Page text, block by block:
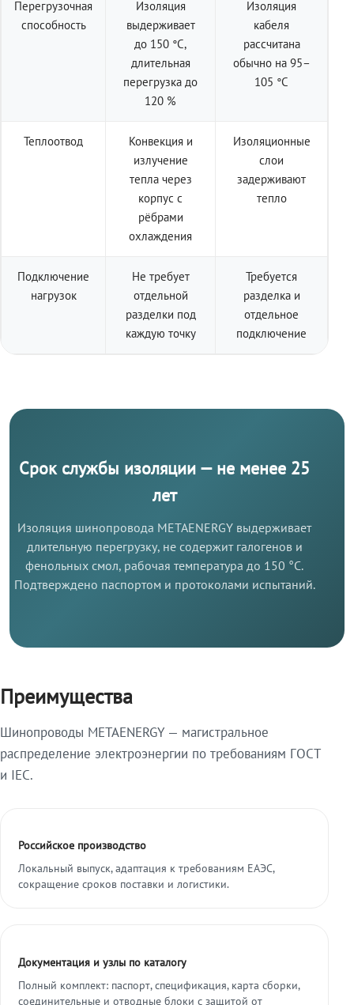
Перегрузочная
способность
Изоляция
выдерживает
до 150 °C,
длительная
перегрузка до
120 %
Изоляция
кабеля
рассчитана
обычно на 95–
105 °C
Теплоотвод
Конвекция и
излучение
тепла через
корпус с
рёбрами
охлаждения
Изоляционные
слои
задерживают
тепло
Подключение
нагрузок
Не требует
отдельной
разделки под
каждую точку
Требуется
разделка и
отдельное
подключение
Срок службы изоляции — не менее 25
лет
Изоляция шинопровода METAENERGY выдерживает
длительную перегрузку, не содержит галогенов и
фенольных смол, рабочая температура до 150 °C.
Подтверждено паспортом и протоколами испытаний.
Преимущества
Шинопроводы METAENERGY — магистральное
распределение электроэнергии по требованиям ГОСТ
и IEC.
Российское производство
Локальный выпуск, адаптация к требованиям ЕАЭС,
сокращение сроков поставки и логистики.
Документация и узлы по каталогу
Полный комплект: паспорт, спецификация, карта сборки,
соединительные и отводные блоки с защитой от